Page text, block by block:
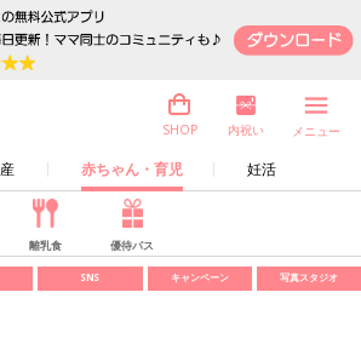
赤ちゃん・育児 妊活
SHOP 内祝い メニュー
離乳食 優待パス
SNS キャンペーン 写真スタジオ